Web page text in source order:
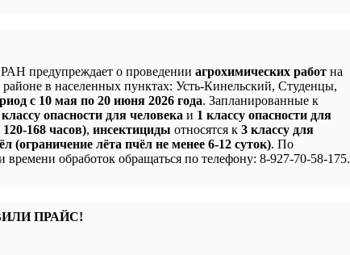
предупреждает о проведении агрохимических работ на
в населенных пунктах: Усть-Кинельский, Студенцы,
с 10 мая по 20 июня 2026 года. Запланированные к
опасности для человека и 1 классу опасности для
168 часов), инсектициды относятся к 3 классу для
(ограничение лёта пчёл не менее 6-12 суток). По
обработок обращаться по телефону: 8-927-70-58-175.
ПРАЙС!